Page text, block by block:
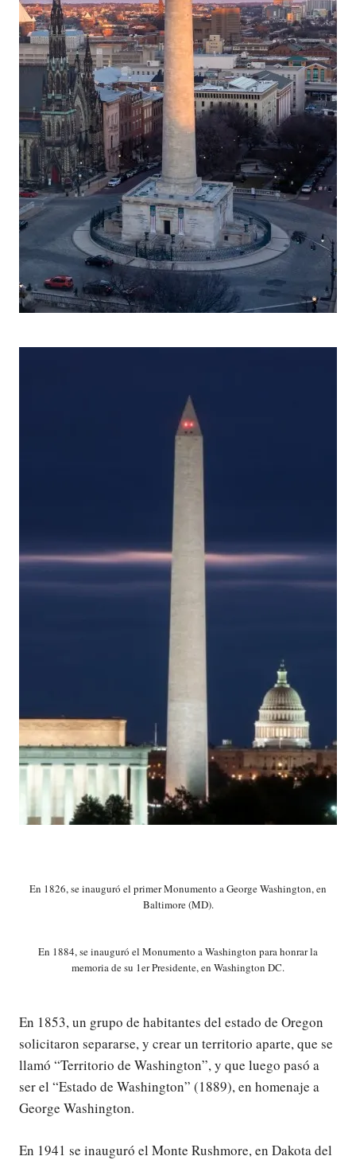
En 1826, se inauguró el primer Monumento a George Washington, en
Baltimore (MD).
En 1884, se inauguró el Monumento a Washington para honrar la
memoria de su 1er Presidente, en Washington DC.
En 1853, un grupo de habitantes del estado de Oregon
solicitaron separarse, y crear un territorio aparte, que se
llamó “Territorio de Washington”, y que luego pasó a
ser el “Estado de Washington” (1889), en homenaje a
George Washington.
En 1941 se inauguró el Monte Rushmore, en Dakota del